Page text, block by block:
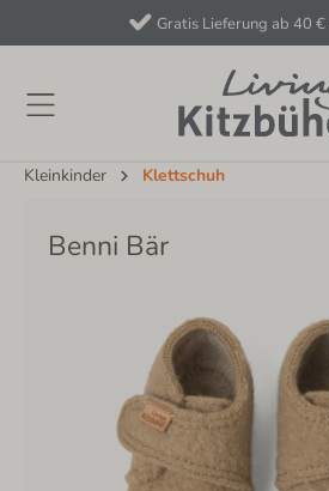
Gratis Lieferung ab 40 €
Kleinkinder Klettschuh
Benni Bär